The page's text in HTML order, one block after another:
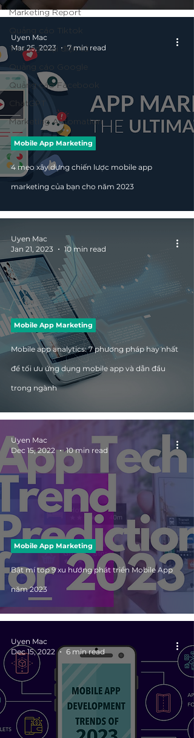
Marketing Report
Quảng cáo Tiktok
Thương mại điện tử
Quảng cáo Google
Quảng cáo Facebook
ChatGPT
Marketing Automation
4 mẹo xây dựng chiến lược mobile app
marketing của bạn cho năm 2023
Mobile App Marketing
Uyen Mac
Mar 25, 2023
7 min read
Mobile app analytics: 7 phương pháp hay nhất
để tối ưu ứng dụng mobile app và dẫn đầu
trong ngành
Mobile App Marketing
Uyen Mac
Jan 21, 2023
10 min read
Bật mí top 9 xu hướng phát triển Mobile App
năm 2023
Mobile App Marketing
Uyen Mac
Dec 15, 2022
10 min read
Uyen Mac
Dec 15, 2022
6 min read